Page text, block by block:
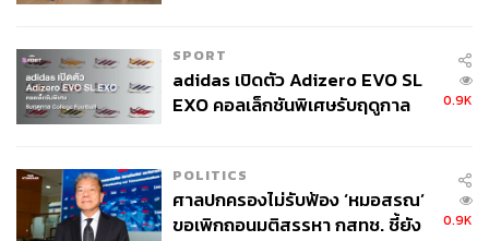
SPORT
adidas เปิดตัว Adizero EVO SL
EXO คอลเล็กชันพิเศษรับฤดูกาล
0.9K
POLITICS
ศาลปกครองไม่รับฟ้อง ‘หมอสรณ’
ขอเพิกถอนมติสรรหา กสทช. ชี้ยัง
0.9K